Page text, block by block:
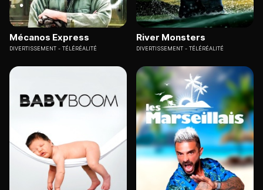
Mécanos Express
DIVERTISSEMENT TÉLÉRÉALITÉ
River Monsters
DIVERTISSEMENT TÉLÉRÉALITÉ